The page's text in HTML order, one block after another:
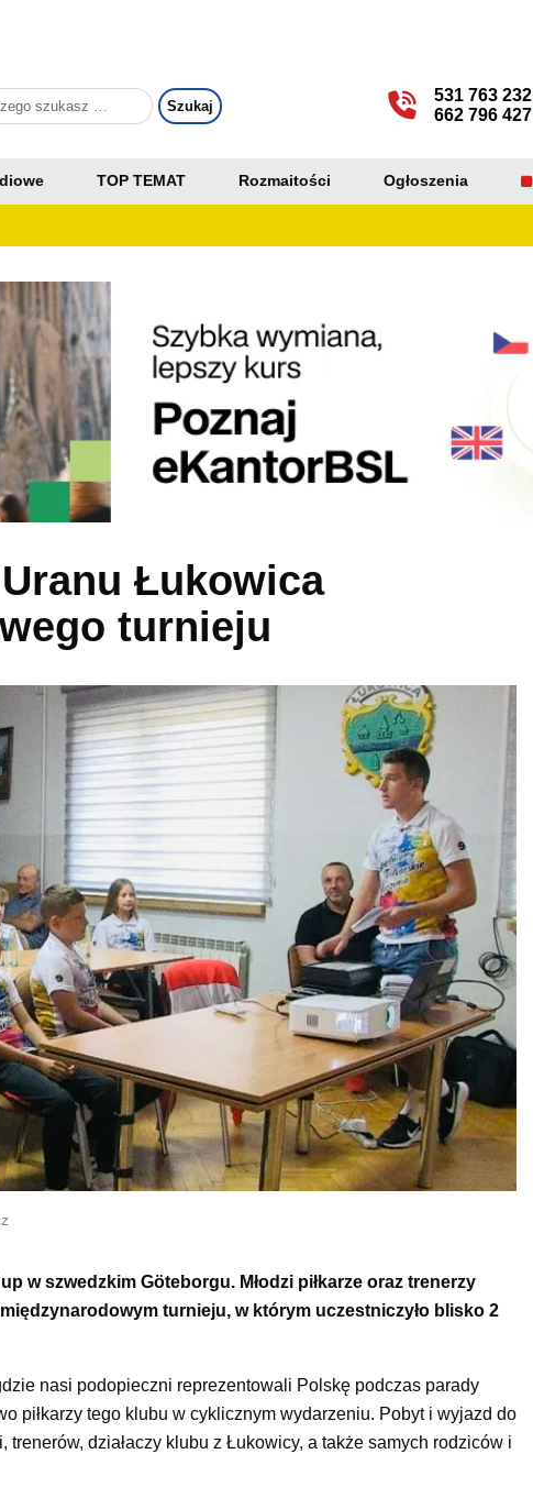
531 763 232
662 796 427
TOP TEMAT Rozmaitości Ogłoszenia
Łukowica
turnieju
w szwedzkim Göteborgu. Młodzi piłkarze oraz trenerzy
turnieju, w którym uczestniczyło blisko 2
nasi podopieczni reprezentowali Polskę podczas parady
piłkarzy tego klubu w cyklicznym wydarzeniu. Pobyt i wyjazd do
działaczy klubu z Łukowicy, a także samych rodziców i